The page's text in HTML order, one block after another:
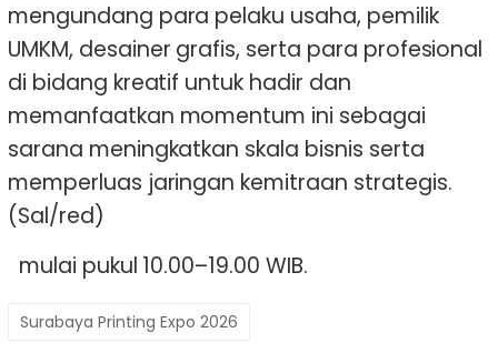
mengundang para pelaku usaha, pemilik
UMKM, desainer grafis, serta para profesional
di bidang kreatif untuk hadir dan
memanfaatkan momentum ini sebagai
sarana meningkatkan skala bisnis serta
memperluas jaringan kemitraan strategis.
(Sal/red)
mulai pukul 10.00–19.00 WIB.
Surabaya Printing Expo 2026